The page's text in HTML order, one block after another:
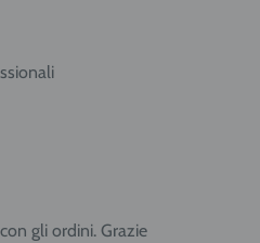
gli ordini. Grazie